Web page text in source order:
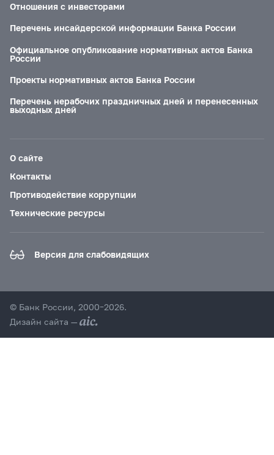
Отношения с инвесторами
Перечень инсайдерской информации Банка России
Официальное опубликование нормативных актов Банка
России
Проекты нормативных актов Банка России
Перечень нерабочих праздничных дней и перенесенных
выходных дней
О сайте
Контакты
Противодействие коррупции
Технические ресурсы
Версия для слабовидящих
© Банк России, 2000–2026.
Дизайн сайта —